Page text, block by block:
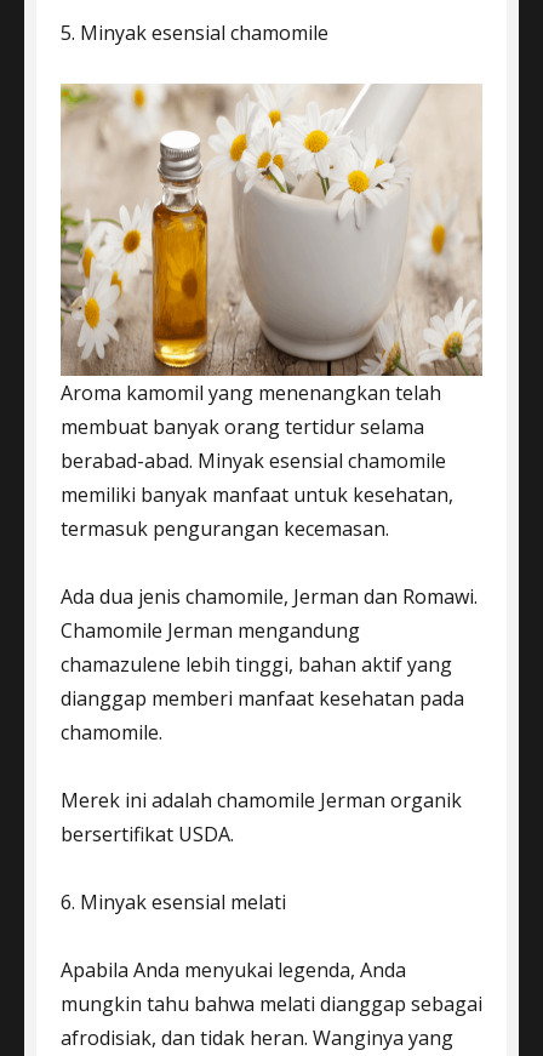
5. Minyak esensial chamomile
Aroma kamomil yang menenangkan telah
membuat banyak orang tertidur selama
berabad-abad. Minyak esensial chamomile
memiliki banyak manfaat untuk kesehatan,
termasuk pengurangan kecemasan.
Ada dua jenis chamomile, Jerman dan Romawi.
Chamomile Jerman mengandung
chamazulene lebih tinggi, bahan aktif yang
dianggap memberi manfaat kesehatan pada
chamomile.
Merek ini adalah chamomile Jerman organik
bersertifikat USDA.
6. Minyak esensial melati
Apabila Anda menyukai legenda, Anda
mungkin tahu bahwa melati dianggap sebagai
afrodisiak, dan tidak heran. Wanginya yang